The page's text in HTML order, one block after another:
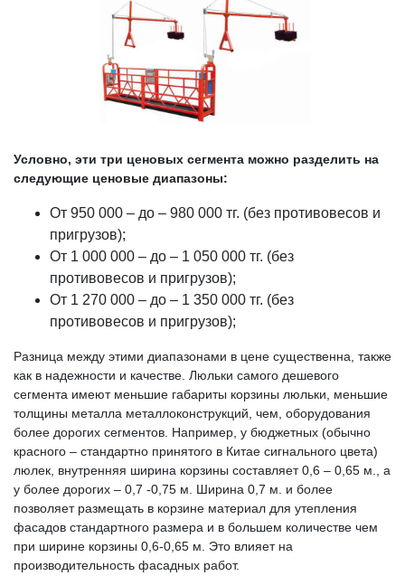
Условно, эти три ценовых сегмента можно разделить на
следующие ценовые диапазоны:
От 950 000 – до – 980 000 тг. (без противовесов и
пригрузов);
От 1 000 000 – до – 1 050 000 тг. (без
противовесов и пригрузов);
От 1 270 000 – до – 1 350 000 тг. (без
противовесов и пригрузов);
Разница между этими диапазонами в цене существенна, также
как в надежности и качестве. Люльки самого дешевого
сегмента имеют меньшие габариты корзины люльки, меньшие
толщины металла металлоконструкций, чем, оборудования
более дорогих сегментов. Например, у бюджетных (обычно
красного – стандартно принятого в Китае сигнального цвета)
люлек, внутренняя ширина корзины составляет 0,6 – 0,65 м., а
у более дорогих – 0,7 -0,75 м. Ширина 0,7 м. и более
позволяет размещать в корзине материал для утепления
фасадов стандартного размера и в большем количестве чем
при ширине корзины 0,6-0,65 м. Это влияет на
производительность фасадных работ.